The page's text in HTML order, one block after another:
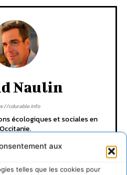
aux
telles que les cookies pour
Naulin
cdurable.info
écologiques et sociales en
Occitanie.